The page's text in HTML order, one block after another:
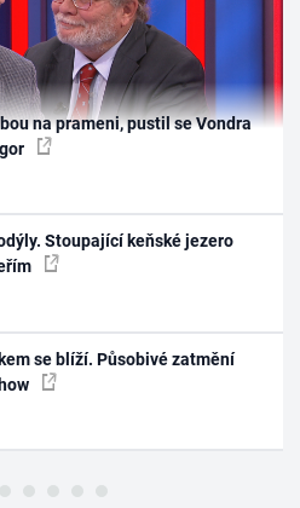
na prameni, pustil se Vondra
Stoupající keňské jezero
se blíží. Působivé zatmění